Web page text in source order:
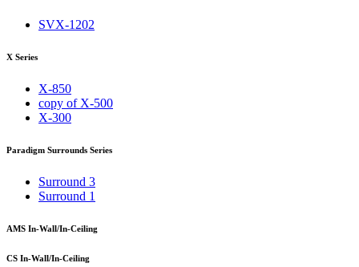
SVX-1202
X Series
X-850
copy of X-500
X-300
Paradigm Surrounds Series
Surround 3
Surround 1
AMS In-Wall/In-Ceiling
CS In-Wall/In-Ceiling